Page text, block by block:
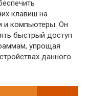
клавиш на
и компьютеры. Он
быстрый доступ
упрощая
данного